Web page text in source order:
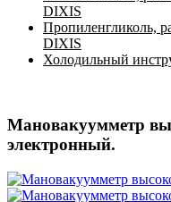
DIXIS
Пропиленгликоль,
DIXIS
Холодильный
Мановакуумметр
электронный.